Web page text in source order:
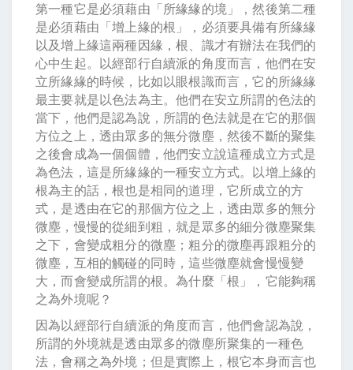
第一種它是必須藉由「所緣緣的境」，然後第二種
是必須藉由「增上緣的根」，必須要具備有所緣緣
以及增上緣這兩種因緣，根、識才有辦法在我們的
心中生起。以經部行自續派的角度而言，他們在安
立所緣緣的時候，比如以眼根識而言，它的所緣緣
最主要就是以色法為主。他們在安立所謂的色法的
當下，他們是認為說，所謂的色法就是在它的那個
方位之上，透由眾多的無分微塵，然後不斷的聚集
之後會成為一個個體，他們安立說這種成立方式是
為色法，這是所緣緣的一種安立方式。以增上緣的
根為主的話，根也是相同的道理，它所成立的方
式，是透由在它的那個方位之上，透由眾多的無分
微塵，慢慢的從細到粗，就是眾多的細分微塵聚集
之下，會變成粗分的微塵；粗分的微塵再跟粗分的
微塵，互相的觸碰的同時，這些微塵就會慢慢變
大，而會變成所謂的根。為什麼「根」，它能夠稱
之為外境呢？
因為以經部行自續派的角度而言，他們會認為說，
所謂的外境就是透由眾多的微塵所聚集的一種色
法，會稱之為外境；但是實際上，根它本身而言也